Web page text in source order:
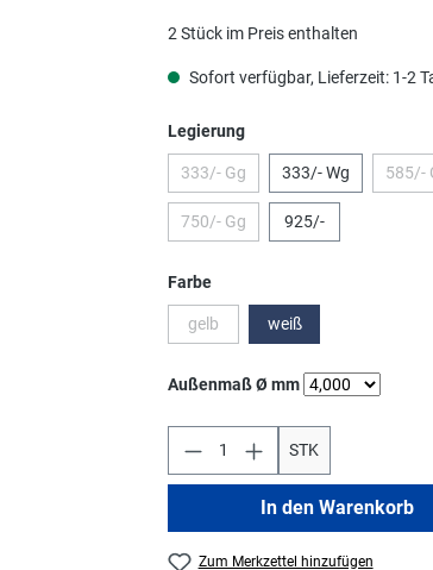
2 Stück im Preis enthalten
Sofort verfügbar, Lieferzeit: 1-2
Legierungauswählen
333/- Gg(Diese Option ist zurzeit nicht
333/- Wg 585/-
750/- Gg(Diese Option ist zurzeit nicht
925/-
Farbeauswählen
gelb(Diese Option ist zurzeit nicht
weiß
Außenmaß Ø mmauswählen
STK
In den Warenkorb
Zum Merkzettel hinzufügen